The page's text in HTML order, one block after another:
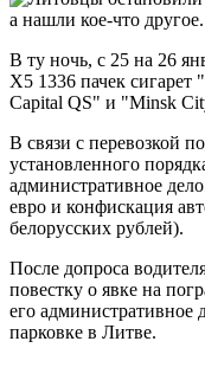
В ту ночь, с 25 на 26
X5 1336 пачек
Capital QS" и "Minsk
В связи с перевозкой
установленного
административное
евро и конфискация
белорусских рублей).
После допроса
повестку о явке на
его административное
парковке в Литве.